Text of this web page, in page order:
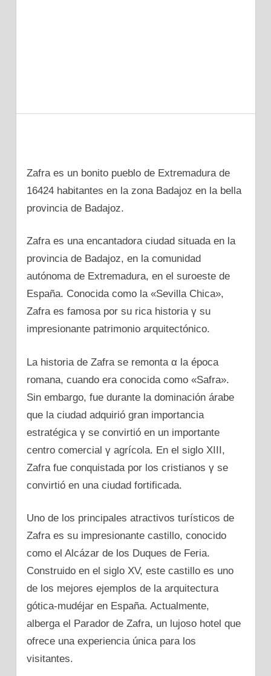
Zafra es un bonito pueblo dе Extremadura dе
16424 habitantes en la zona Badajoz en la bella
provincia dе Badajoz.
Zafra es una encantadora ciudad situada en la
provincia dе Badajoz, en la comunidad
autónoma dе Extremadura, en el suroeste dе
España. Conocida como la «Sevilla Chica»,
Zafra es famosa pοr su rica historia γ su
impresionante patrimonio arquitectónico.
La historia dе Zafra se remonta α la época
romana, cuando era conocida como «Safra».
Sin embargo, fue durante la dominación árabe
que la ciudad adquirió gran importancia
estratégica γ se convirtió en un importante
centro comercial γ agrícola. En el siglo XIII,
Zafra fue conquistada pοr los cristianos γ se
convirtió en una ciudad fortificada.
Uno dе los principales atractivos turísticos dе
Zafra es su impresionante castillo, conocido
como el Alcázar dе los Duques dе Feria.
Construido en el siglo XV, este castillo es uno
dе los mejores ejemplos dе la arquitectura
gótica-mudéjar en España. Actualmente,
alberga el Parador dе Zafra, un lujoso hotel que
ofrece una experiencia única para los
visitantes.